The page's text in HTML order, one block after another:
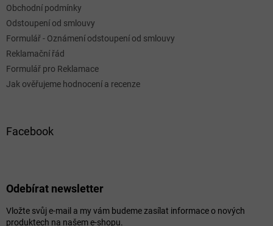
Obchodní podmínky
Odstoupení od smlouvy
Formulář - Oznámení odstoupení od smlouvy
Reklamační řád
Formulář pro Reklamace
Jak ověřujeme hodnocení a recenze
Facebook
Odebírat newsletter
Vložte svůj e-mail a my vám budeme zasílat informace o nových
produktech na našem e-shopu.